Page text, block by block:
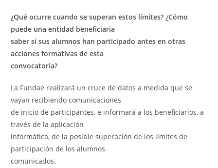
¿Qué ocurre cuando se superan estos límites? ¿Cómo
puede una entidad beneficiaria
saber si sus alumnos han participado antes en otras
acciones formativas de esta
convocatoria?
La Fundae realizará un cruce de datos a medida que se
vayan recibiendo comunicaciones
de inicio de participantes, e informará a los beneficiarios, a
través de la aplicación
informática, de la posible superación de los límites de
participación de los alumnos
comunicados.